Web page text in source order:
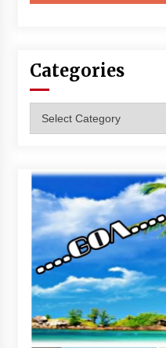
Categories